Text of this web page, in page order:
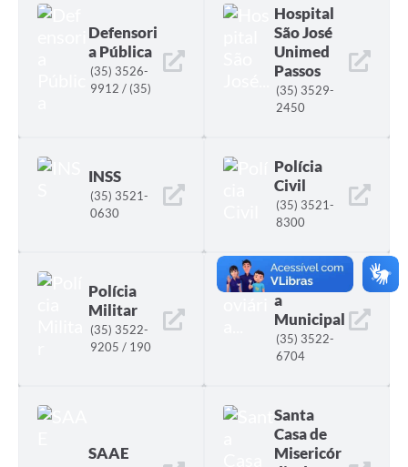
Defensori
a Pública
(35) 3526-
9912 / (35)
Hospital
São José
Unimed
Passos
(35) 3529-
2450
INSS
(35) 3521-
0630
Polícia
Civil
(35) 3521-
8300
Polícia
Militar
(35) 3522-
9205 / 190
Rodoviári
a
Municipal
(35) 3522-
6704
SAAE
Santa
Casa de
Misericór